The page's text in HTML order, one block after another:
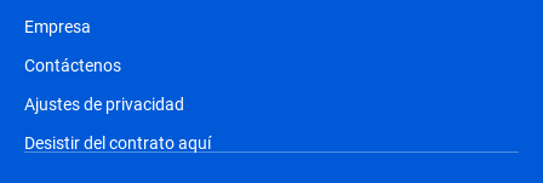
Empresa
Contáctenos
Ajustes de privacidad
Desistir del contrato aquí